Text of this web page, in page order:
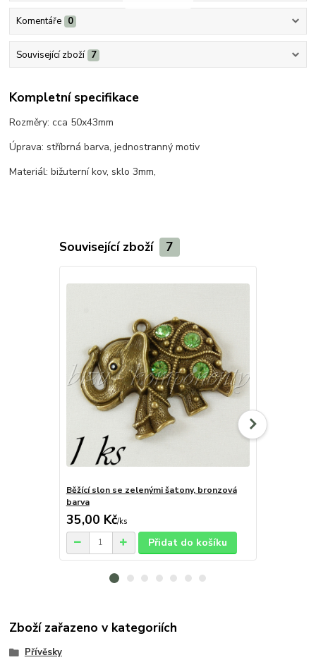
Komentáře 0
Související zboží 7
Kompletní specifikace
Rozměry: cca 50x43mm
Úprava: stříbrná barva, jednostranný motiv
Materiál: bižuterní kov, sklo 3mm,
Související zboží 7
Běžící slon se zelenými šatony, bronzová
barva
35,00 Kč/ks
Přidat do košíku
Zboží zařazeno v kategoriích
Přívěsky